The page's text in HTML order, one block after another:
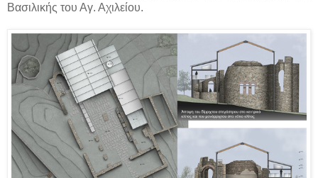
Βασιλικής του Αγ. Αχιλείου.